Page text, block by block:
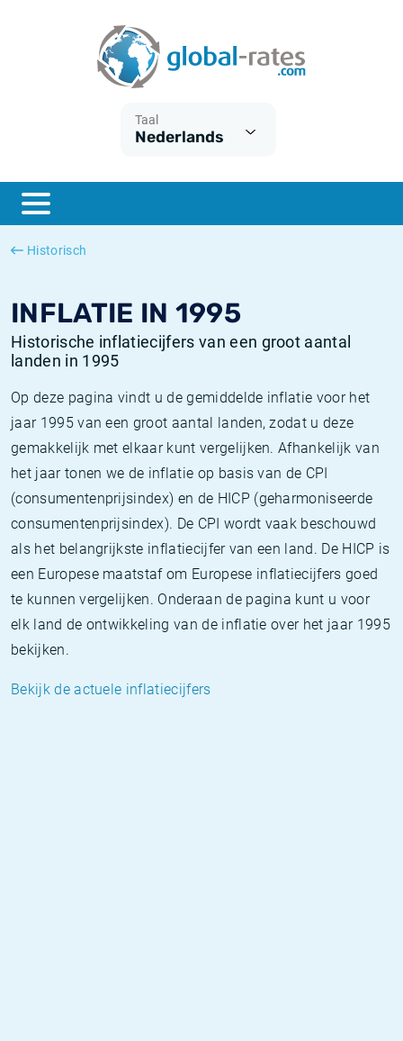
Taal
Nederlands
Historisch
INFLATIE IN 1995
Historische inflatiecijfers van een groot aantal
landen in 1995
Op deze pagina vindt u de gemiddelde inflatie voor het
jaar 1995 van een groot aantal landen, zodat u deze
gemakkelijk met elkaar kunt vergelijken. Afhankelijk van
het jaar tonen we de inflatie op basis van de CPI
(consumentenprijsindex) en de HICP (geharmoniseerde
consumentenprijsindex). De CPI wordt vaak beschouwd
als het belangrijkste inflatiecijfer van een land. De HICP is
een Europese maatstaf om Europese inflatiecijfers goed
te kunnen vergelijken. Onderaan de pagina kunt u voor
elk land de ontwikkeling van de inflatie over het jaar 1995
bekijken.
Bekijk de actuele inflatiecijfers
ESTER
SONIA
Wat is CPI inflatie?
Wat is HICP inflatie?
Nederlandse inflatie - CPI
Amerikaanse inflatie - CPI
Euribor historie
SOFR historie
TONAR historie
Inflatiecalculator